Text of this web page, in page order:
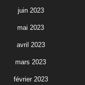
juin 2023
mai 2023
avril 2023
mars 2023
février 2023